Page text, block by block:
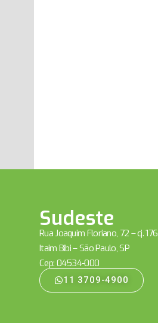
Sudeste
Rua Joaquim Floriano, 72 – cj. 176
Itaim Bibi – São Paulo, SP
Cep: 04534-000
11 3709-4900